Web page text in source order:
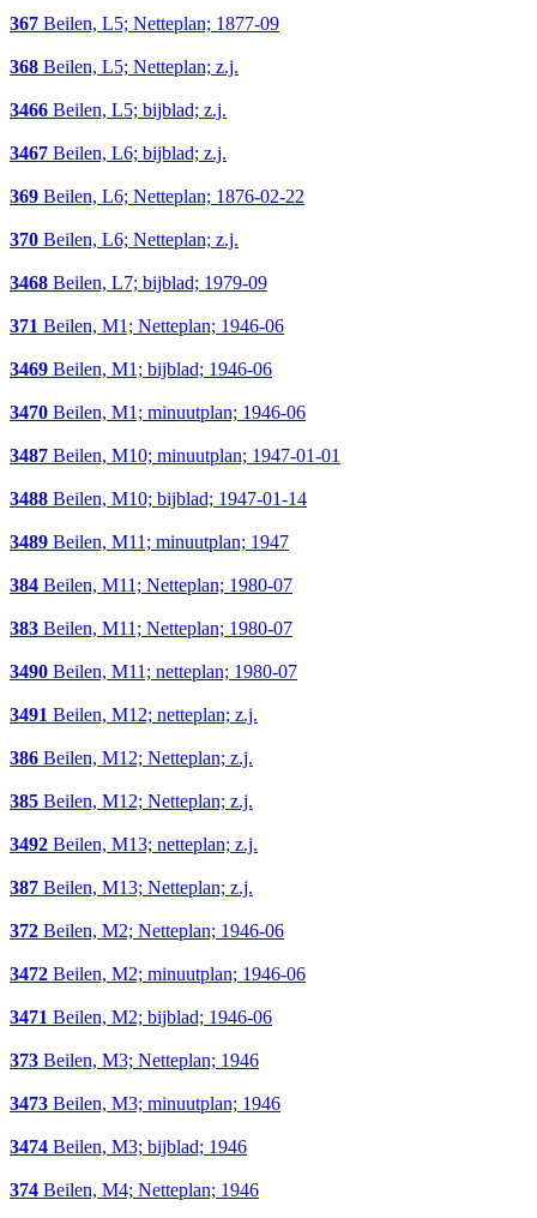
367 Beilen, L5; Netteplan; 1877-09
368 Beilen, L5; Netteplan; z.j.
3466 Beilen, L5; bijblad; z.j.
3467 Beilen, L6; bijblad; z.j.
369 Beilen, L6; Netteplan; 1876-02-22
370 Beilen, L6; Netteplan; z.j.
3468 Beilen, L7; bijblad; 1979-09
371 Beilen, M1; Netteplan; 1946-06
3469 Beilen, M1; bijblad; 1946-06
3470 Beilen, M1; minuutplan; 1946-06
3487 Beilen, M10; minuutplan; 1947-01-01
3488 Beilen, M10; bijblad; 1947-01-14
3489 Beilen, M11; minuutplan; 1947
384 Beilen, M11; Netteplan; 1980-07
383 Beilen, M11; Netteplan; 1980-07
3490 Beilen, M11; netteplan; 1980-07
3491 Beilen, M12; netteplan; z.j.
386 Beilen, M12; Netteplan; z.j.
385 Beilen, M12; Netteplan; z.j.
3492 Beilen, M13; netteplan; z.j.
387 Beilen, M13; Netteplan; z.j.
372 Beilen, M2; Netteplan; 1946-06
3472 Beilen, M2; minuutplan; 1946-06
3471 Beilen, M2; bijblad; 1946-06
373 Beilen, M3; Netteplan; 1946
3473 Beilen, M3; minuutplan; 1946
3474 Beilen, M3; bijblad; 1946
374 Beilen, M4; Netteplan; 1946